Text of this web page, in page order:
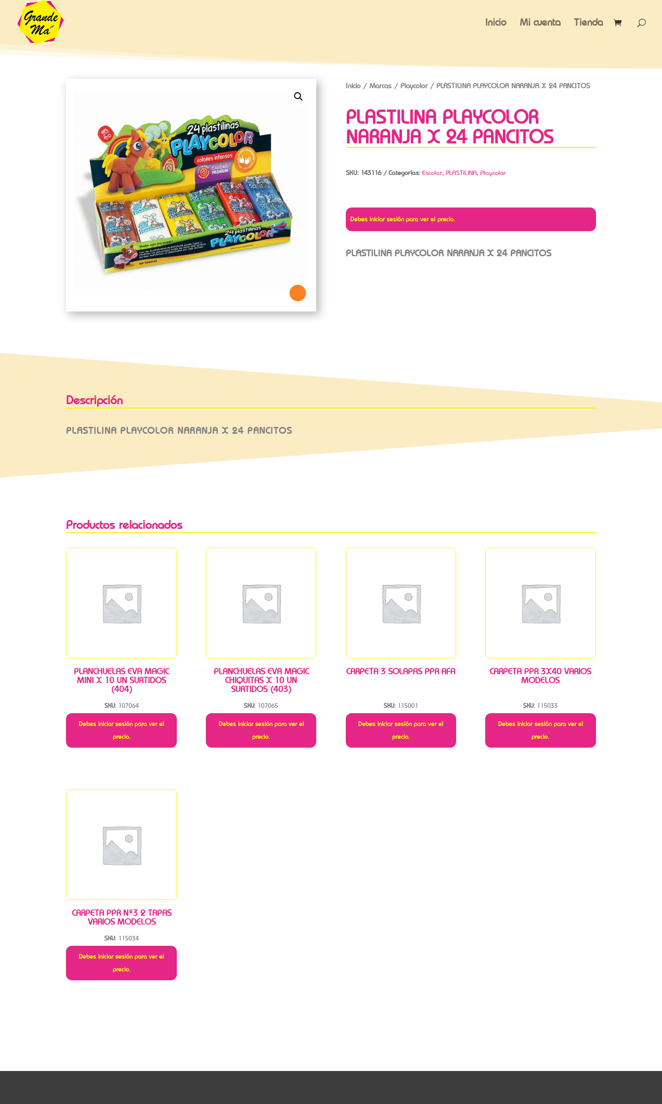
Inicio Mi cuenta Tienda
Inicio/ Marcas/ Playcolor/ PLASTILINA PLAYCOLOR NARANJA X 24 PANCITOS
PLASTILINA PLAYCOLOR
NARANJA X 24 PANCITOS
SKU: 143116 Categorías: Escolar, PLASTILINA, Playcolor
Debes iniciar sesión para ver el precio.
PLASTILINA PLAYCOLOR NARANJA X 24 PANCITOS
Descripción
PLASTILINA PLAYCOLOR NARANJA X 24 PANCITOS
Productos relacionados
PLANCHUELAS EVA MAGIC
MINI X 10 UN SURTIDOS
(404)
SKU: 107064
Debes iniciar sesión para ver el
precio.
PLANCHUELAS EVA MAGIC
CHIQUITAS X 10 UN
SURTIDOS (403)
SKU: 107065
Debes iniciar sesión para ver el
precio.
CARPETA 3 SOLAPAS PPR AFA
SKU: 115001
Debes iniciar sesión para ver el
precio.
CARPETA PPR 3X40 VARIOS
MODELOS
SKU: 115033
Debes iniciar sesión para ver el
precio.
CARPETA PPR Nº3 2 TAPAS
VARIOS MODELOS
SKU: 115034
Debes iniciar sesión para ver el
precio.